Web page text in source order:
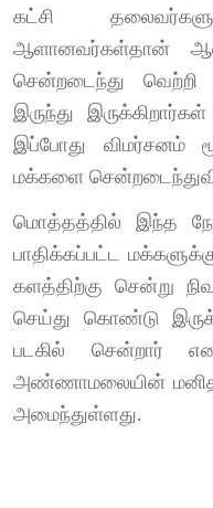
கட்சி
ஆளானவர்கள்தான்
சென்றடைந்து வெற்றி
இருந்து
இப்போது விமர்சனம்
மக்களை
மொத்தத்தில் இந்த
பாதிக்கப்பட்ட
களத்திற்கு சென்று
செய்து கொண்டு
படகில் சென்றார்
அண்ணாமலையின்
அமைந்துள்ளது.